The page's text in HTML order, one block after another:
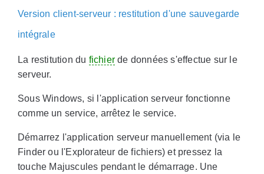
Version client-serveur : restitution d'une sauvegarde
intégrale
La restitution du fichierde données s'effectue sur le
serveur.
Sous Windows, si l'application serveur fonctionne
comme un service, arrêtez le service.
Démarrez l'application serveur manuellement (via le
Finder ou l'Explorateur de fichiers) et pressez la
touche Majuscules pendant le démarrage. Une